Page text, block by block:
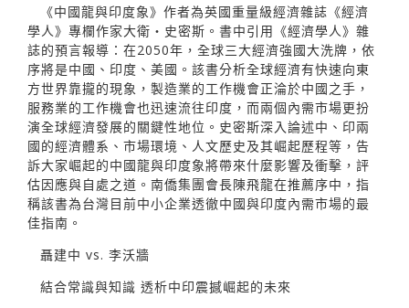
《中國龍與印度象》作者為英國重量級經濟雜誌《經濟
學人》專欄作家大衛‧史密斯。書中引用《經濟學人》雜
誌的預言報導：在2050年，全球三大經濟強國大洗牌，依
序將是中國、印度、美國。該書分析全球經濟有快速向東
方世界靠攏的現象，製造業的工作機會正淪於中國之手，
服務業的工作機會也迅速流往印度，而兩個內需市場更扮
演全球經濟發展的關鍵性地位。史密斯深入論述中、印兩
國的經濟體系、市場環境、人文歷史及其崛起歷程等，告
訴大家崛起的中國龍與印度象將帶來什麼影響及衝擊，評
估因應與自處之道。南僑集團會長陳飛龍在推薦序中，指
稱該書為台灣目前中小企業透徹中國與印度內需市場的最
佳指南。
聶建中 vs. 李沃牆
結合常識與知識 透析中印震撼崛起的未來